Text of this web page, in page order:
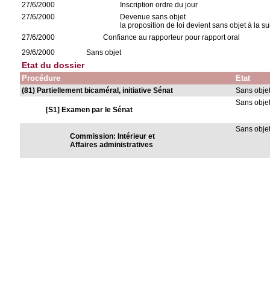
27/6/2000
Inscription ordre du jour
27/6/2000
Devenue sans objet
la proposition de loi devient sans objet à la
27/6/2000
Confiance au rapporteur pour rapport oral
29/6/2000
Sans objet
Etat du dossier
Procédure Etat
(81) Partiellement bicaméral, initiative Sénat Sans
[S1] Examen par le Sénat
Sans
Commission: Intérieur et
Affaires administratives
Sans